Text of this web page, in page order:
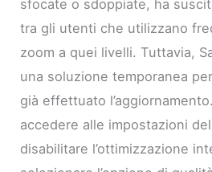
sfocate o sdoppiate, ha
tra gli utenti che utilizzano
zoom a quei livelli. Tuttavia,
una soluzione temporanea
già effettuato
accedere alle impostazioni
disabilitare l’ottimizzazione